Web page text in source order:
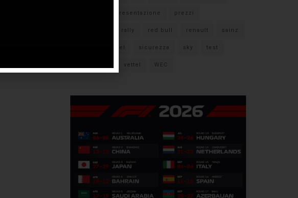
presentazione prezzi
rally red bull renault sainz
sebastian vettel sicurezza sky test
vettel WEC